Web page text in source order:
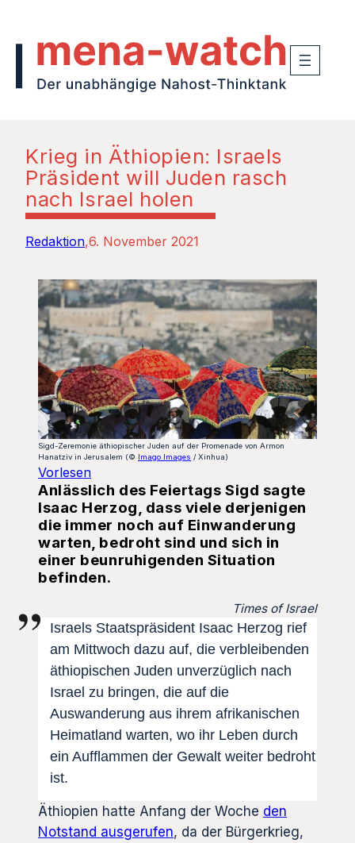
Krieg in Äthiopien: Israels
Präsident will Juden rasch
nach Israel holen
Redaktion 6. November 2021
Sigd-Zeremonie äthiopischer Juden auf der Promenade von Armon
Hanatziv in Jerusalem (© Imago Images / Xinhua)
Vorlesen
Anlässlich des Feiertags Sigd sagte
Isaac Herzog, dass viele derjenigen
die immer noch auf Einwanderung
warten, bedroht sind und sich in
einer beunruhigenden Situation
befinden.
Times of Israel
Israels Staatspräsident Isaac Herzog rief
am Mittwoch dazu auf, die verbleibenden
äthiopischen Juden unverzüglich nach
Israel zu bringen, die auf die
Auswanderung aus ihrem afrikanischen
Heimatland warten, wo ihr Leben durch
ein Aufflammen der Gewalt weiter bedroht
ist.
Äthiopien hatte Anfang der Woche den
Notstand ausgerufen, da der Bürgerkrieg,